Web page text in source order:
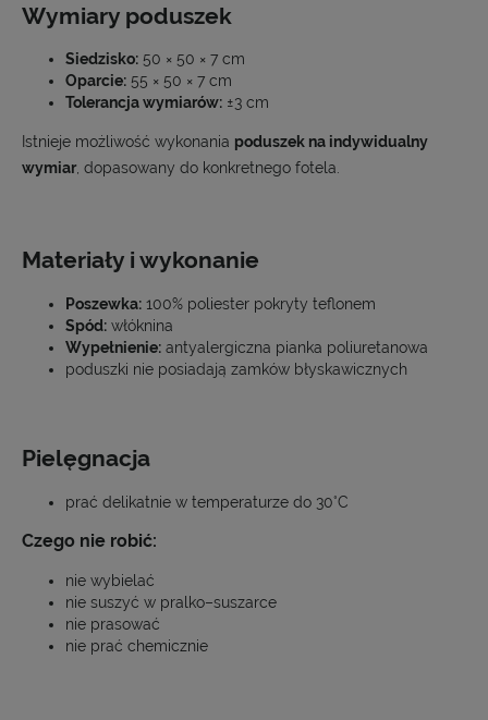
Wymiary poduszek
Siedzisko: 50 × 50 × 7 cm
Oparcie: 55 × 50 × 7 cm
Tolerancja wymiarów: ±3 cm
Istnieje możliwość wykonania poduszek na indywidualny
wymiar, dopasowany do konkretnego fotela.
Materiały i wykonanie
Poszewka: 100% poliester pokryty teflonem
Spód: włóknina
Wypełnienie: antyalergiczna pianka poliuretanowa
poduszki nie posiadają zamków błyskawicznych
Pielęgnacja
prać delikatnie w temperaturze do 30°C
Czego nie robić:
nie wybielać
nie suszyć w pralko–suszarce
nie prasować
nie prać chemicznie